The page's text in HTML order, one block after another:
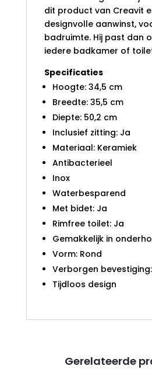
dit product van Creavit
designvolle aanwinst,
badruimte. Hij past dan
iedere badkamer of
Specificaties
Hoogte: 34,5 cm
Breedte: 35,5 cm
Diepte: 50,2 cm
Inclusief zitting: Ja
Materiaal: Keramiek
Antibacterieel
Inox
Waterbesparend
Met bidet: Ja
Rimfree toilet: Ja
Gemakkelijk in
Vorm: Rond
Verborgen
Tijdloos design
Gerelateerde